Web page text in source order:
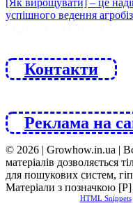
Контакти
Реклама на
© 2026 | Growhow.in.ua |
матеріалів дозволяється
для пошукових систем,
Матеріали з позначкою
HTML Snippets